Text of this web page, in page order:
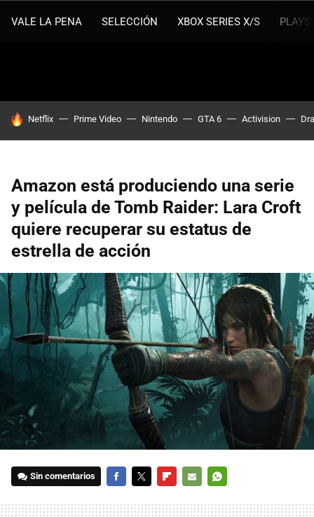
VALE LA PENA SELECCIÓN XBOX SERIES X/S
HOY SE HABLA DE
Netflix Prime Video Nintendo GTA 6 Activision
Amazon está produciendo una serie
y película de Tomb Raider: Lara Croft
quiere recuperar su estatus de
estrella de acción
Sin comentarios